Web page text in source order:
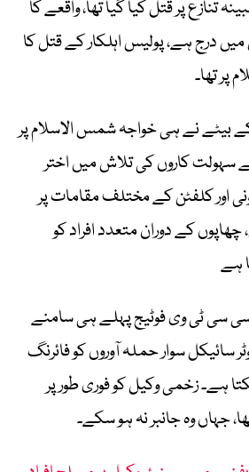
تنازع پر قتل کیا گیا تھا، واقعے کا
درج ہے، پولیس اہلکار کے قتل کا
پر تھا۔
کے بیٹے نے ہی خواجہ شمس الاسلام پر
سہولت کاروں کی تلاش میں اختر
اور کلفٹن کے مختلف مقامات پر
کے دوران متعدد افراد کو
ہے
سی ٹی وی فوٹیج پہلے ہی سامنے
سوار حملہ آوروں کو فائرنگ
ہے۔ زخمی وکیل کو فوری طور پر
جہاں وہ جانبر نہ ہو سکے۔